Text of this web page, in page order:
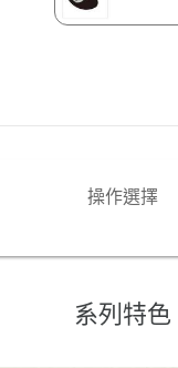
操作選擇
系列特色